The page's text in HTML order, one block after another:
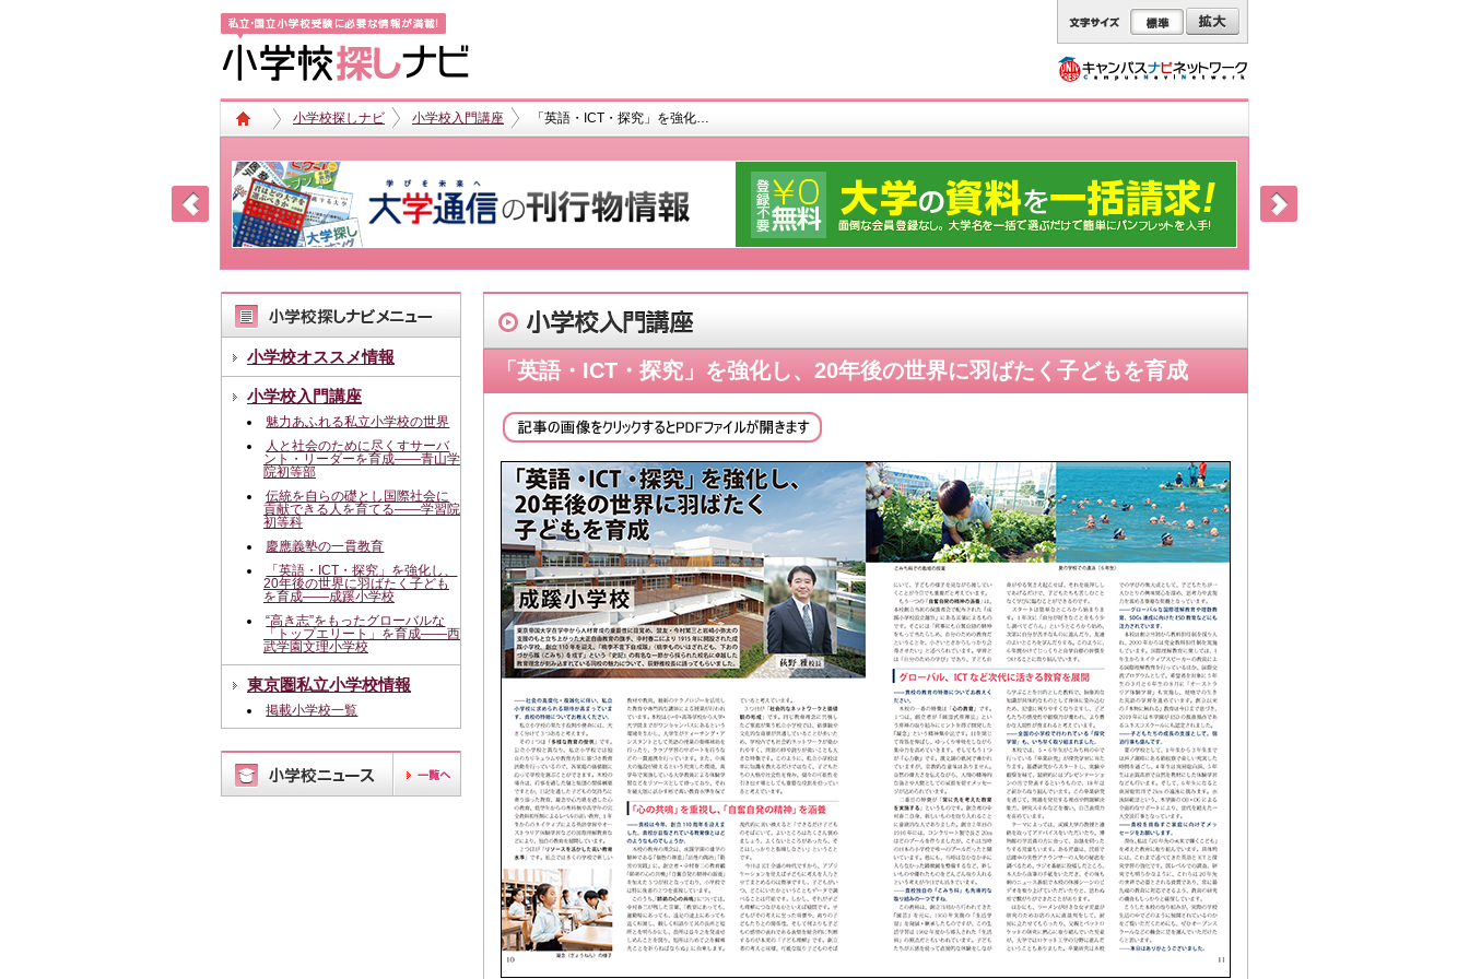
小学校探しナビ 小学校入門講座 「英語・ICT・探究」を強化…
小学校オススメ情報
小学校入門講座
魅力あふれる私立小学校の世界
人と社会のために尽くすサーバ
ント・リーダーを育成――青山学
院初等部
伝統を自らの礎とし国際社会に
貢献できる人を育てる――学習院
初等科
慶應義塾の一貫教育
「英語・ICT・探究」を強化し、
20年後の世界に羽ばたく子ども
を育成――成蹊小学校
“高き志”をもったグローバルな
「トップエリート」を育成――西
武学園文理小学校
東京圏私立小学校情報
掲載小学校一覧
「英語・ICT・探究」を強化し、20年後の世界に羽ばたく子どもを育成